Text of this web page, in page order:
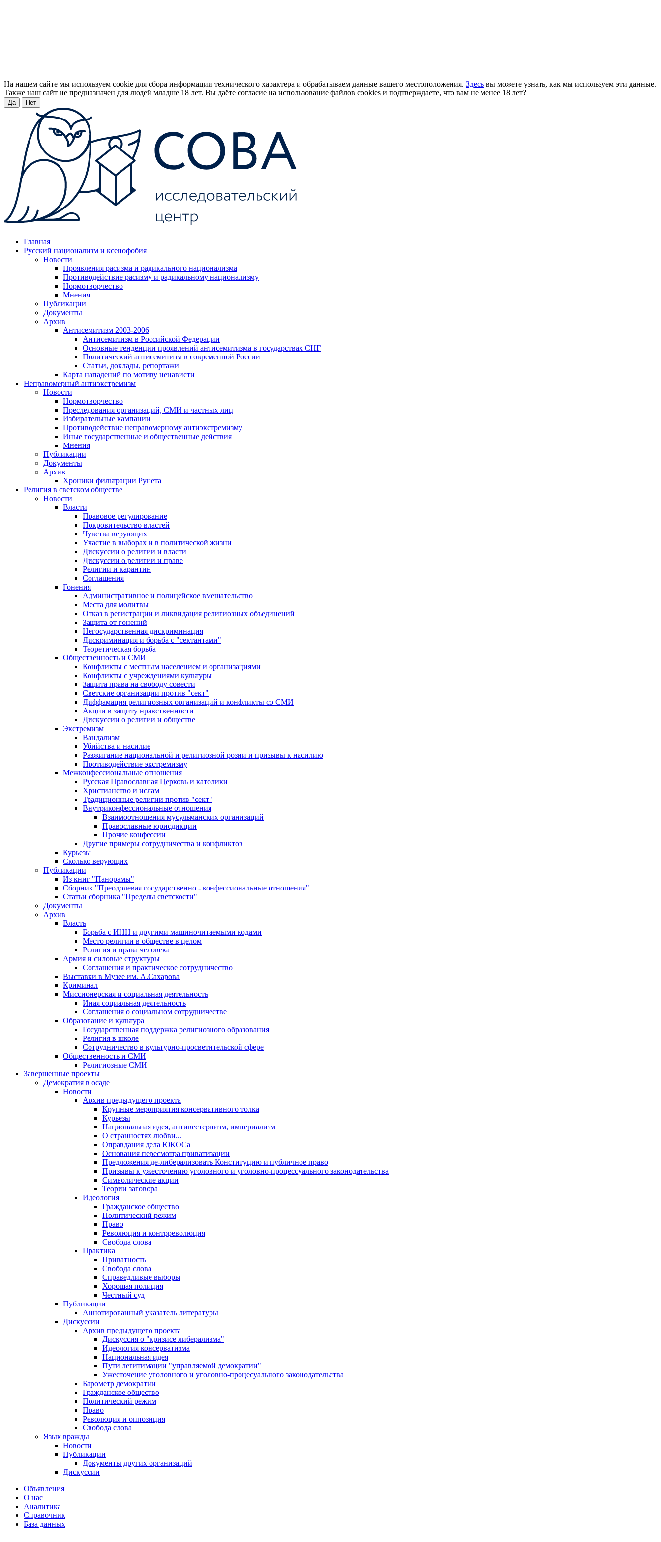
На нашем сайте мы используем cookie для сбора информации технического характера и обрабатываем данные вашего местоположения. Здесь вы можете узнать, как мы используем эти данные.
Также наш сайт не предназначен для людей младше 18 лет. Вы даёте согласие на использование файлов cookies и подтверждаете, что вам не менее 18 лет?
Да Нет
Главная
Русский национализм и ксенофобия
Новости
Проявления расизма и радикального национализма
Противодействие расизму и радикальному национализму
Нормотворчество
Мнения
Публикации
Документы
Архив
Антисемитизм 2003-2006
Антисемитизм в Российской Федерации
Основные тенденции проявлений антисемитизма в государствах СНГ
Политический антисемитизм в современной России
Статьи, доклады, репортажи
Карта нападений по мотиву ненависти
Неправомерный антиэкстремизм
Новости
Нормотворчество
Преследования организаций, СМИ и частных лиц
Избирательные кампании
Противодействие неправомерному антиэкстремизму
Иные государственные и общественные действия
Мнения
Публикации
Документы
Архив
Хроники фильтрации Рунета
Религия в светском обществе
Новости
Власти
Правовое регулирование
Покровительство властей
Чувства верующих
Участие в выборах и в политической жизни
Дискуссии о религии и власти
Дискуссии о религии и праве
Религии и карантин
Соглашения
Гонения
Административное и полицейское вмешательство
Места для молитвы
Отказ в регистрации и ликвидация религиозных объединений
Защита от гонений
Негосударственная дискриминация
Дискриминация и борьба с "сектантами"
Теоретическая борьба
Общественность и СМИ
Конфликты с местным населением и организациями
Конфликты с учреждениями культуры
Защита права на свободу совести
Светские организации против "сект"
Диффамация религиозных организаций и конфликты со СМИ
Акции в защиту нравственности
Дискуссии о религии и обществе
Экстремизм
Вандализм
Убийства и насилие
Разжигание национальной и религиозной розни и призывы к насилию
Противодействие экстремизму
Межконфессиональные отношения
Русская Православная Церковь и католики
Христианство и ислам
Традиционные религии против "сект"
Внутриконфессиональные отношения
Взаимоотношения мусульманских организаций
Православные юрисдикции
Прочие конфессии
Другие примеры сотрудничества и конфликтов
Курьезы
Сколько верующих
Публикации
Из книг "Панорамы"
Сборник "Преодолевая государственно - конфессиональные отношения"
Статьи сборника "Пределы светскости"
Документы
Архив
Власть
Борьба с ИНН и другими машиночитаемыми кодами
Место религии в обществе в целом
Религия и права человека
Армия и силовые структуры
Соглашения и практическое сотрудничество
Выставки в Музее им. А.Сахарова
Криминал
Миссионерская и социальная деятельность
Иная социальная деятельность
Соглашения о социальном сотрудничестве
Образование и культура
Государственная поддержка религиозного образования
Религия в школе
Сотрудничество в культурно-просветительской сфере
Общественность и СМИ
Религиозные СМИ
Завершенные проекты
Демократия в осаде
Новости
Архив предыдущего проекта
Крупные мероприятия консервативного толка
Курьезы
Национальная идея, антивестернизм, империализм
О странностях любви...
Оправдания дела ЮКОСа
Основания пересмотра приватизации
Предложения де-либерализовать Конституцию и публичное право
Призывы к ужесточению уголовного и уголовно-процессуального законодательства
Символические акции
Теории заговора
Идеология
Гражданское общество
Политический режим
Право
Революция и контрреволюция
Свобода слова
Практика
Приватность
Свобода слова
Справедливые выборы
Хорошая полиция
Честный суд
Публикации
Аннотированный указатель литературы
Дискуссии
Архив предыдущего проекта
Дискуссия о "кризисе либерализма"
Идеология консерватизма
Национальная идея
Пути легитимации "управляемой демократии"
Ужесточение уголовного и уголовно-процесуального законодательства
Барометр демократии
Гражданское общество
Политический режим
Право
Революция и оппозиция
Свобода слова
Язык вражды
Новости
Публикации
Документы других организаций
Дискуссии
Объявления
О нас
Аналитика
Справочник
База данных